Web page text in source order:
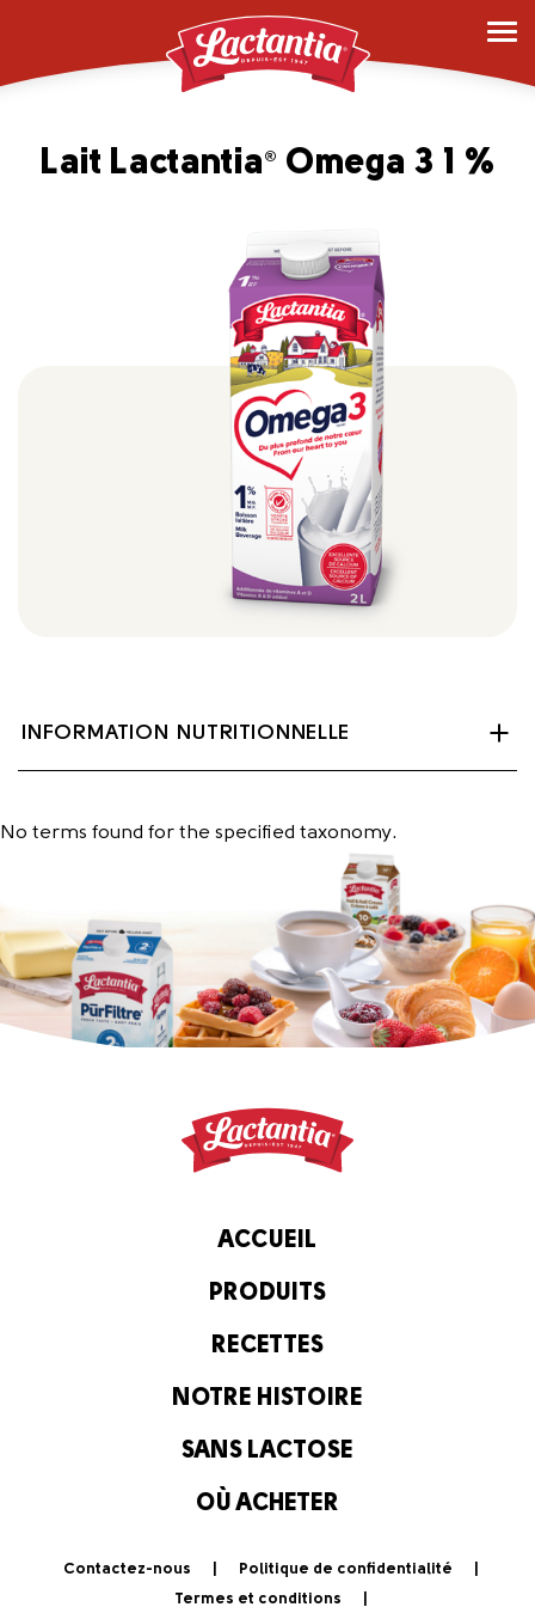
Lait Lactantia ® Omega 3 1 %
INFORMATION NUTRITIONNELLE
No terms found for the specified taxonomy.
ACCUEIL
PRODUITS
RECETTES
NOTRE HISTOIRE
SANS LACTOSE
OÙ ACHETER
Contactez-nous
Politique de confidentialité
Termes et conditions